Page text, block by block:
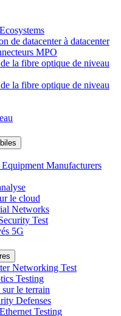
de datacenter à datacenter
MPO
la fibre optique de niveau
la fibre optique de niveau
Manufacturers
le cloud
Networks
Test
5G
Networking Test
Testing
le terrain
Defenses
Testing